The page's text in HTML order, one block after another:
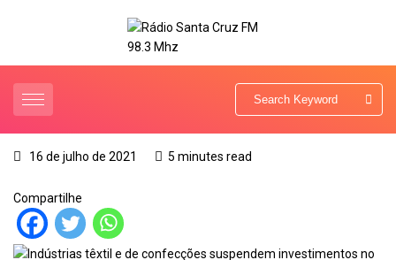
16 de julho de 2021 5 minutes read
Compartilhe